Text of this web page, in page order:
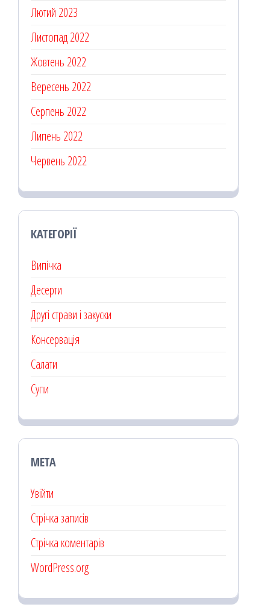
Лютий 2023
Листопад 2022
Жовтень 2022
Вересень 2022
Серпень 2022
Липень 2022
Червень 2022
КАТЕГОРІЇ
Випічка
Десерти
Другі страви і закуски
Консервація
Салати
Супи
МЕТА
Увійти
Стрічка записів
Стрічка коментарів
WordPress.org